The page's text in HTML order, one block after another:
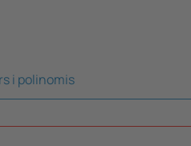
i polinomis